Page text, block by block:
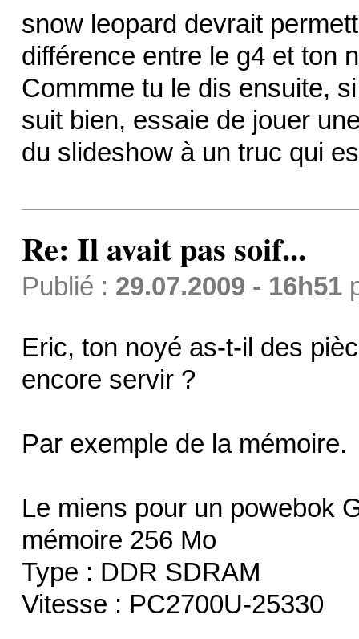
snow leopard devrait
différence entre le g4 et ton
Commme tu le dis ensuite,
suit bien, essaie de jouer
du slideshow à un truc qui
Re: Il avait pas soif...
Publié : 29.07.2009 - 16h51
Eric, ton noyé as-t-il des
encore servir ?
Par exemple de la mémoire.
Le miens pour un powebok
mémoire 256 Mo
Type : DDR SDRAM
Vitesse : PC2700U-25330